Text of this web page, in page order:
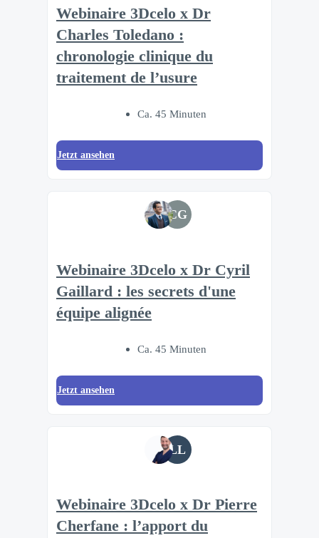
Webinaire 3Dcelo x Dr
Charles Toledano :
chronologie clinique du
traitement de l’usure
Ca. 45 Minuten
Jetzt ansehen
CG
Webinaire 3Dcelo x Dr Cyril
Gaillard : les secrets d'une
équipe alignée
Ca. 45 Minuten
Jetzt ansehen
LL
Webinaire 3Dcelo x Dr Pierre
Cherfane : l’apport du